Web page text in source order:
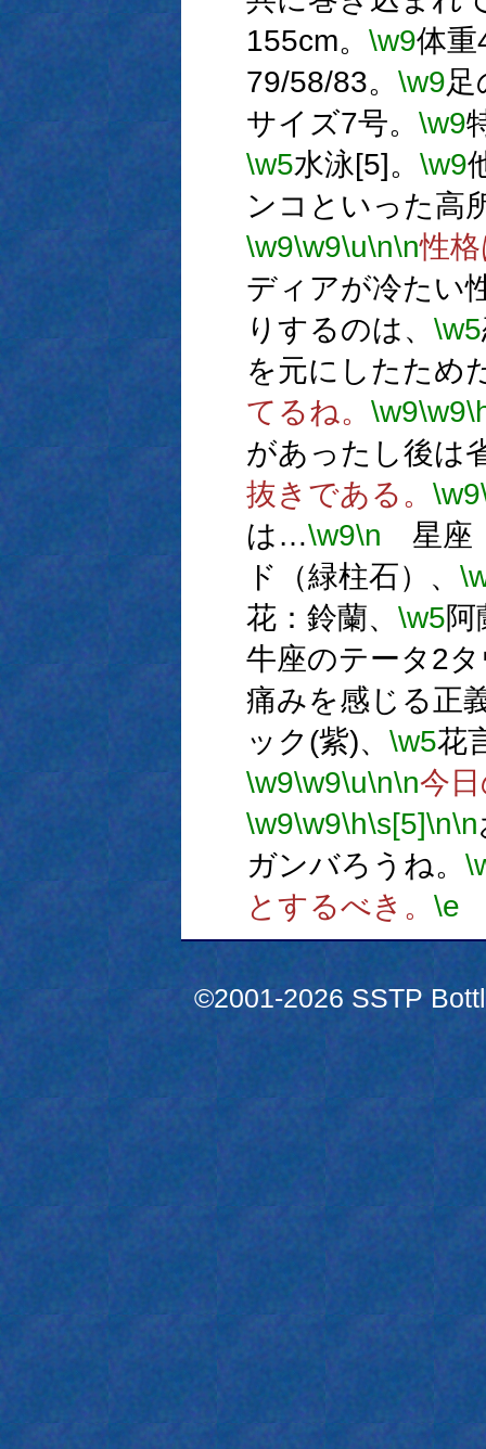
155cm。 \w9体重
79/58/83。 \w9
サイズ7号。 \w9
\w5水泳[5]。 \w9
ンコといった高
\w9\w9\u\n\n性
ディアが冷たい
りするのは、 \w5
を元にしたため
てるね。 \w9\w9
があったし後は
抜きである。 \w9
は…\w9\n 星座
ド（緑柱石）、
花：鈴蘭、 \w5阿
牛座のテータ2
痛みを感じる正
ック(紫)、 \w5花
\w9\w9\u\n\n今
\w9\w9\h\s[5]\n\n
ガンバろうね。
とするべき。 \e
©2001-2026 SSTP